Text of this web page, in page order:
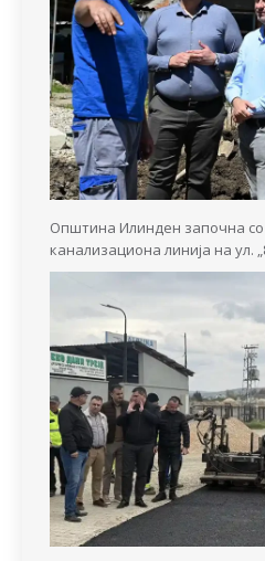
Општина Илинден започна
канализациона линија на ул.